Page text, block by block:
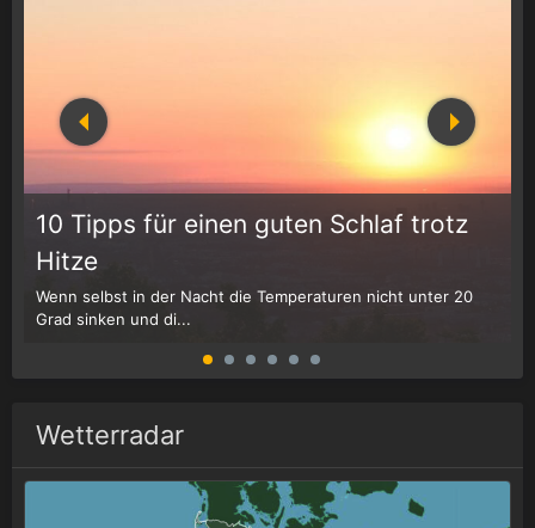
10 Tipps für einen guten Schlaf trotz
Hitze
Wenn selbst in der Nacht die Temperaturen nicht unter 20
Grad sinken und di...
Wetterradar